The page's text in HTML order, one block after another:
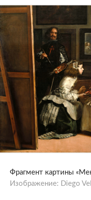
Фрагмент картины
Изображение: Diego